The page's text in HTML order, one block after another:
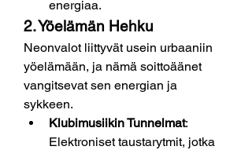
energiaa.
2. Yöelämän Hehku
Neonvalot liittyvät usein urbaaniin
yöelämään, ja nämä soittoäänet
vangitsevat sen energian ja
sykkeen.
Klubimusiikin Tunnelmat:
Elektroniset taustarytmit, jotka